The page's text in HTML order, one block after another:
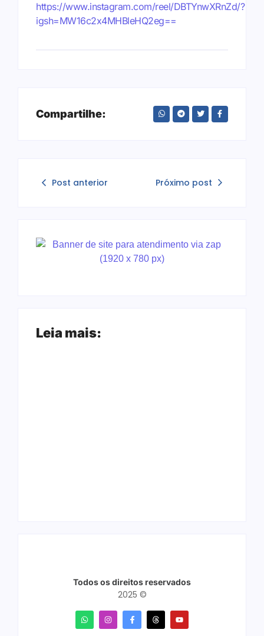
https://www.instagram.com/reel/DBTYnwXRnZd/?
igsh=MW16c2x4MHBleHQ2eg==
Compartilhe:
Post anterior Próximo post
Leia mais:
Todos os direitos reservados
2025 ©